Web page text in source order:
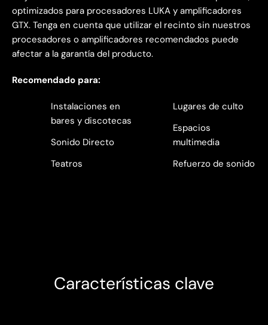
Características clave
optimizados para procesadores LUKA y amplificadores
GTX. Tenga en cuenta que utilizar el recinto sin nuestros
procesadores o amplificadores recomendados puede
afectar a la garantía del producto.
Recomendado para:
Instalaciones en
bares y discotecas
Sonido Directo
Teatros
Lugares de culto
Espacios
multimedia
Refuerzo de sonido